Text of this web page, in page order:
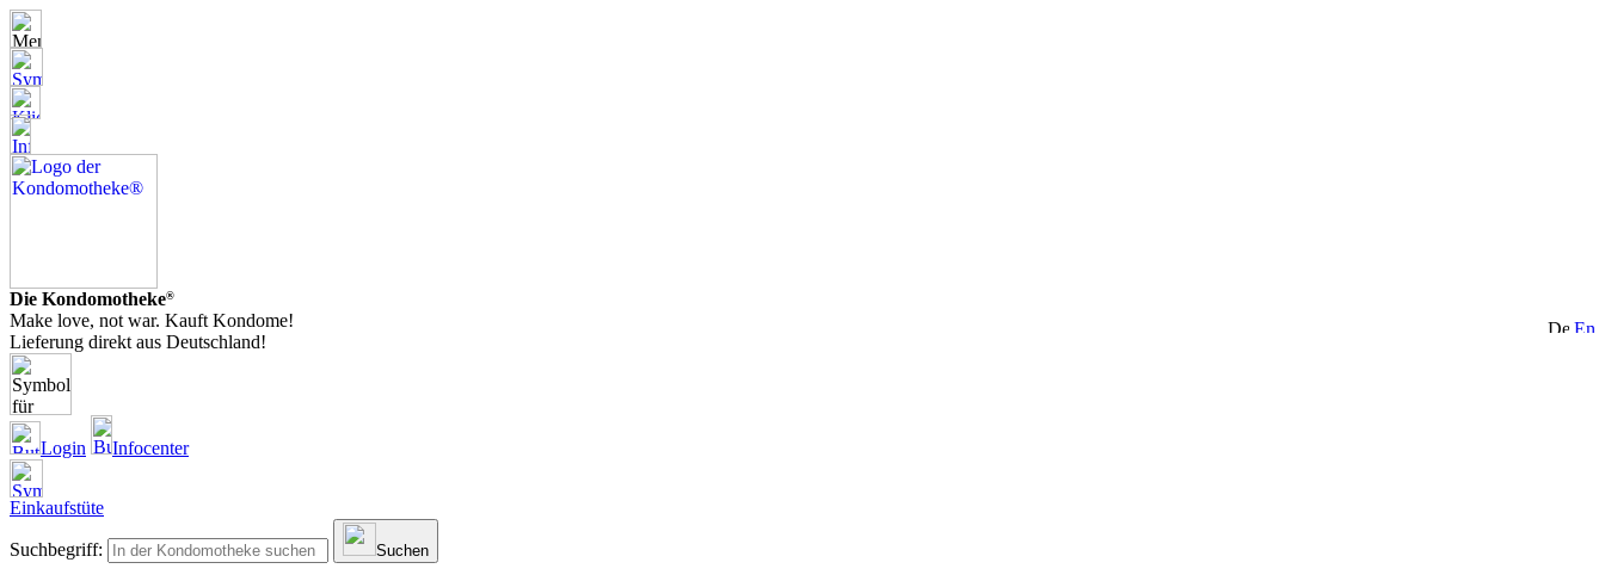
Die Kondomotheke®
Make love, not war. Kauft Kondome!
Lieferung direkt aus Deutschland!
Login Infocenter
Einkaufstüte
Suchbegriff: Suchen